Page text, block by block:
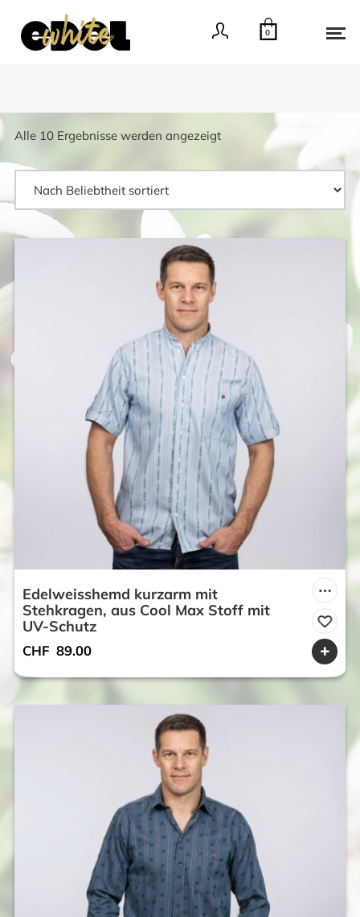
0
Alle 10 Ergebnisse werden angezeigtNach
Edelweisshemd kurzarm mit
Stehkragen, aus Cool Max Stoff mit
UV-Schutz
CHF 89.00